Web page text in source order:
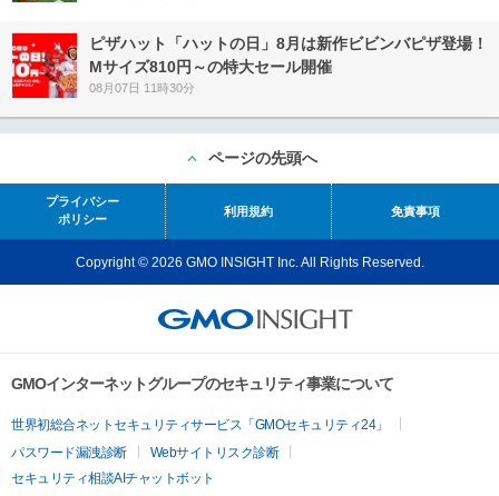
ピザハット「ハットの日」8月は新作ビビンバピザ登場！
Mサイズ810円～の特大セール開催
08月07日 11時30分
ページの先頭へ
プライバシー
ポリシー
利用規約 免責事項
Copyright © 2026 GMO INSIGHT Inc. All Rights Reserved.
GMOインターネットグループのセキュリティ事業について
世界初総合ネットセキュリティサービス「GMOセキュリティ24」
パスワード漏洩診断
Webサイトリスク診断
セキュリティ相談AIチャットボット